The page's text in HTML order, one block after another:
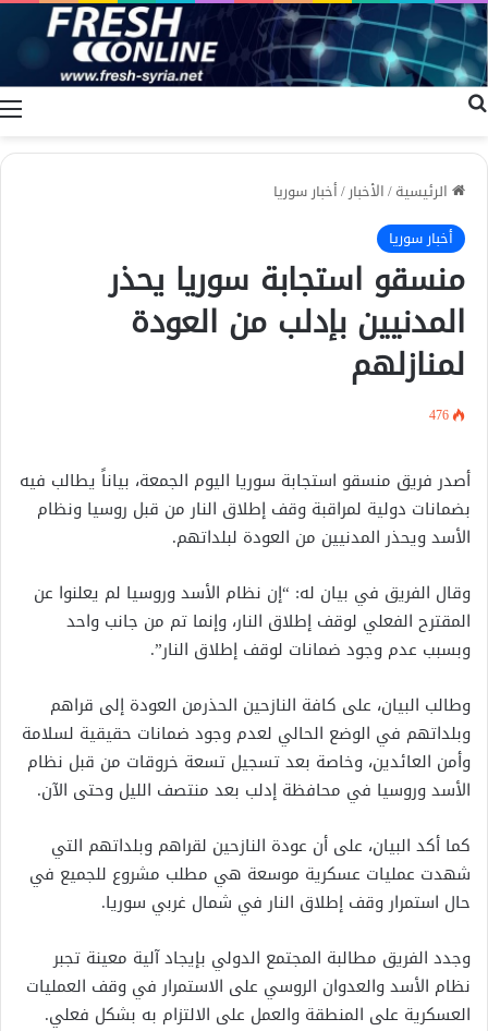
الرئيسية/الأخبار/أخبار سوريا
أخبار سوريا
منسقو استجابة سوريا يحذر
المدنيين بإدلب من العودة
لمنازلهم
476
أصدر فريق منسقو استجابة سوريا اليوم الجمعة، بياناً يطالب فيه
بضمانات دولية لمراقبة وقف إطلاق النار من قبل روسيا ونظام
الأسد ويحذر المدنيين من العودة لبلداتهم.
وقال الفريق في بيان له: “إن نظام الأسد وروسيا لم يعلنوا عن
المقترح الفعلي لوقف إطلاق النار، وإنما تم من جانب واحد
وبسبب عدم وجود ضمانات لوقف إطلاق النار”.
وطالب البيان، على كافة النازحين الحذرمن العودة إلى قراهم
وبلداتهم في الوضع الحالي لعدم وجود ضمانات حقيقية لسلامة
وأمن العائدين، وخاصة بعد تسجيل تسعة خروقات من قبل نظام
الأسد وروسيا في محافظة إدلب بعد منتصف الليل وحتى الآن.
كما أكد البيان، على أن عودة النازحين لقراهم وبلداتهم التي
شهدت عمليات عسكرية موسعة هي مطلب مشروع للجميع في
حال استمرار وقف إطلاق النار في شمال غربي سوريا.
وجدد الفريق مطالبة المجتمع الدولي بإيجاد آلية معينة تجبر
نظام الأسد والعدوان الروسي على الاستمرار في وقف العمليات
العسكرية على المنطقة والعمل على الالتزام به بشكل فعلي.